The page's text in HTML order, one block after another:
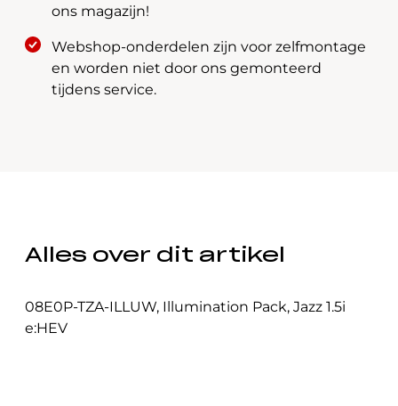
ons magazijn!
Webshop-onderdelen zijn voor zelfmontage
en worden niet door ons gemonteerd
tijdens service.
Alles over dit artikel
08E0P-TZA-ILLUW, Illumination Pack, Jazz 1.5i
e:HEV